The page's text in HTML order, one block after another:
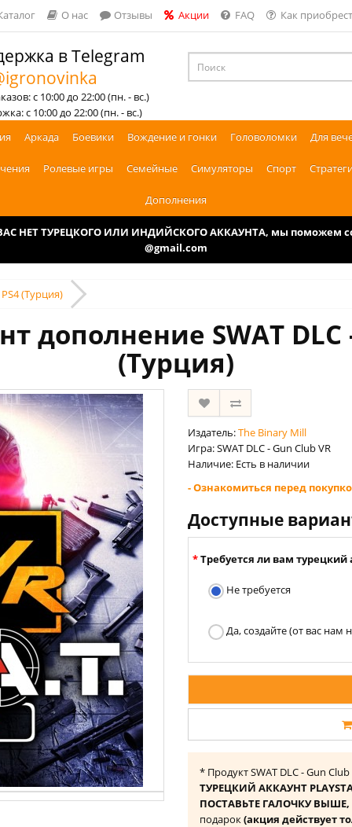
О нас Отзывы Акции FAQ Как
в Telegram
с 10:00 до 22:00 (пн. - вс.)
с 10:00 до 22:00 (пн. - вс.)
Аркада Боевики Вождение и гонки Головоломки Для
Ролевые игры Семейные Симуляторы Спорт
Дополнения
НЕТ ТУРЕЦКОГО ИЛИ ИНДИЙСКОГО АККАУНТА, мы поможем
@gmail.com
(Турция)
дополнение SWAT DLC
(Турция)
Издатель:The Binary Mill
Игра: SWAT DLC - Gun Club VR
Наличие: Есть в наличии
- Ознакомиться перед
Доступные
Требуется ли вам турецкий
Не требуется
Да, создайте (от вас нам
* Продукт SWAT DLC - Gun
ТУРЕЦКИЙ АККАУНТ
ПОСТАВЬТЕ ГАЛОЧКУ ВЫШЕ,
подарок(акция действует